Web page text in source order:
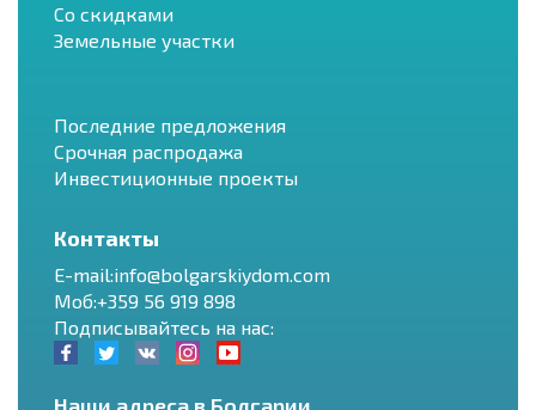
Со скидками
Земельные участки
Последние предложения
Срочная распродажа
Инвестиционные проекты
Контакты
E-mail:info@bolgarskiydom.com
Моб:+359 56 919 898
Подписывайтесь на нас: